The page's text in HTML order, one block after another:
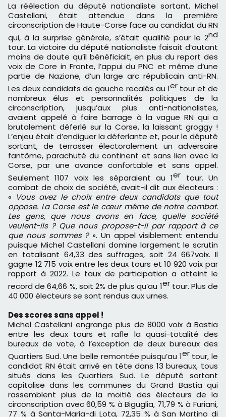
La réélection du député nationaliste sortant, Michel
Castellani, était attendue dans la première
circonscription de Haute-Corse face au candidat du RN
qui, à la surprise générale, s’était qualifié pour le 2nd
tour. La victoire du député nationaliste faisait d’autant
moins de doute qu’il bénéficiait, en plus du report des
voix de Core in Fronte, l’appui du PNC et même d’une
partie de Nazione, d’un large arc républicain anti-RN.
Les deux candidats de gauche recalés au 1ertour et de
nombreux élus et personnalités politiques de la
circonscription, jusqu’aux plus anti-nationalistes,
avaient appelé à faire barrage à la vague RN qui a
brutalement déferlé sur la Corse, la laissant groggy !
L’enjeu était d’endiguer la déferlante et, pour le député
sortant, de terrasser électoralement un adversaire
fantôme, parachuté du continent et sans lien avec la
Corse, par une avance confortable et sans appel.
Seulement 1107 voix les séparaient au 1er tour. Un
combat de choix de société, avait-il dit aux électeurs :
« Vous avez le choix entre deux candidats que tout
oppose. La Corse est le cœur même de notre combat.
Les gens, que nous avons en face, quelle société
veulent-ils ? Que nous propose-t-il par rapport à ce
que nous sommes ? ». Un appel visiblement entendu
puisque Michel Castellani domine largement le scrutin
en totalisant 64,33 des suffrages, soit 24 667voix. Il
gagne 12 715 voix entre les deux tours et 10 920 voix par
rapport à 2022. Le taux de participation a atteint le
record de 64,66 %, soit 2% de plus qu’au 1ertour. Plus de
40 000 électeurs se sont rendus aux urnes.
Des scores sans appel !
Michel Castellani engrange plus de 8000 voix à Bastia
entre les deux tours et rafle la quasi-totalité des
bureaux de vote, à l’exception de deux bureaux des
Quartiers Sud. Une belle remontée puisqu’au 1ertour, le
candidat RN était arrivé en tête dans 13 bureaux, tous
situés dans les Quartiers Sud. Le député sortant
capitalise dans les communes du Grand Bastia qui
rassemblent plus de la moitié des électeurs de la
circonscription avec 60,59 % à Biguglia, 71,79 % à Furiani,
77 % à Santa-Maria-di Lota, 72,35 % à San Martino di